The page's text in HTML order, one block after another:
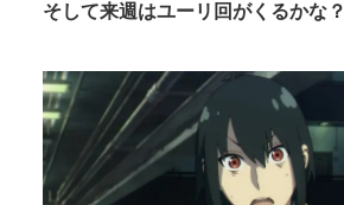
そして来週はユーリ回がくるかな？